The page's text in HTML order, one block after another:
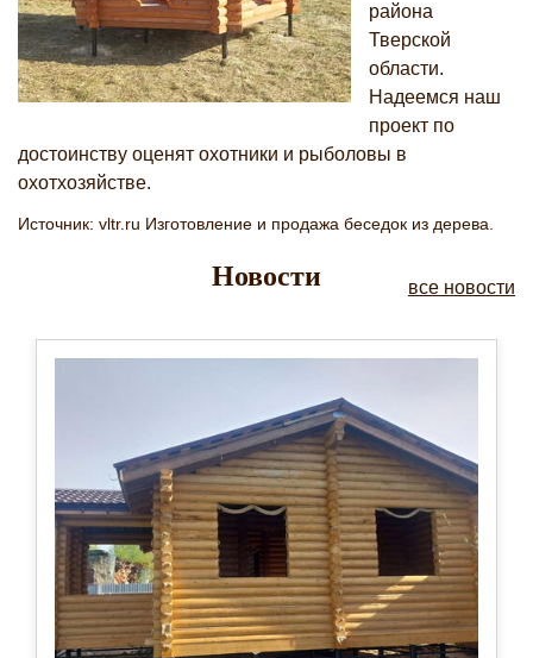
района
Тверской
области.
Надеемся наш
проект по
достоинству оценят охотники и рыболовы в
охотхозяйстве.
Источник: vltr.ru Изготовление и продажа беседок из дерева.
Новости все новости